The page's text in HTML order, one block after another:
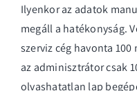
Ilyenkor az adatok
megáll a hatékonyság.
szerviz cég havonta
az adminisztrátor csak
olvashatatlan lap